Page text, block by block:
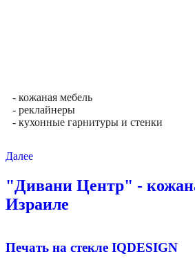
- кожаная мебель
- реклайнеры
- кухонные гарнитуры и стенки
Далее
"Дивани Центр" -
Израиле
Печать на стекле IQDESIGN